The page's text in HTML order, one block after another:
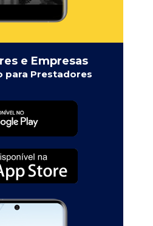
e Empresas
para Prestadores